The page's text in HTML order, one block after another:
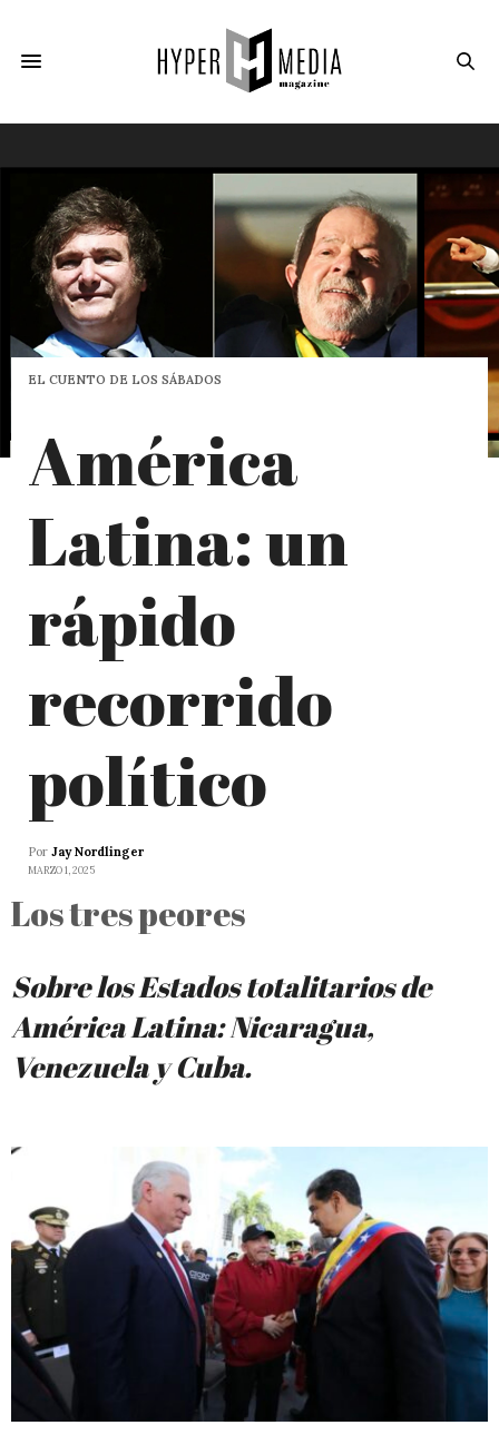
EL CUENTO DE LOS SÁBADOS
América
Latina: un
rápido
recorrido
político
Por Jay Nordlinger
MARZO 1, 2025
Los tres peores
Sobre los Estados totalitarios de
América Latina: Nicaragua,
Venezuela y Cuba.